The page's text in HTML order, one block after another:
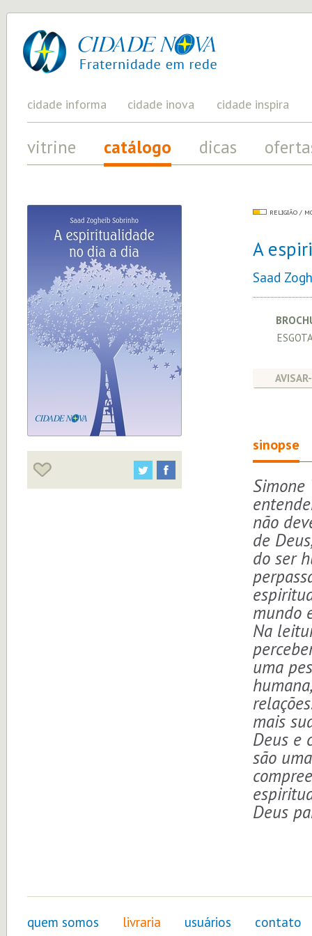
cidade
nova
UM
PROJETO
PELA
FRATERNIDADE
cidade informa cidade inova cidade inspira
vitrine catálogo dicas
RELIGIÃO /
A
Saad
sinopse
Simone
não
de
do ser
mundo
Na
uma
mais
Deus e
são
Deus
quem somos livraria usuários contato